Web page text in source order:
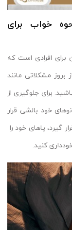
خواب برای
برای افرادی است که
بروز مشکلاتی مانند
برای جلوگیری از
خود بالشی قرار
گیرد، پاهای خود را
کنید.